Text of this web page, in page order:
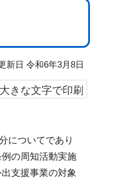
日 令和6年3月8日
大きな文字で印刷
についてであり
の周知活動実施
支援事業の対象